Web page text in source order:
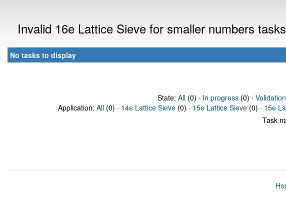
Invalid 16e Lattice Sieve for smaller numbers
No tasks to display
State: All(0) · In progress(0) ·
Application: All (0) · 14e Lattice Sieve (0) · 15e Lattice Sieve (0) · 15e
Task